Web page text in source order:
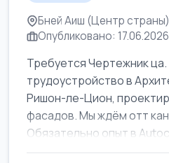
Бней Аиш (Центр страны)
Опубликовано: 17.06.2026
Требуется Чертежник
трудоустройство в
Ришон-ле-Цион,
фасадов. Мы ждём отт
Обязательно опыт в